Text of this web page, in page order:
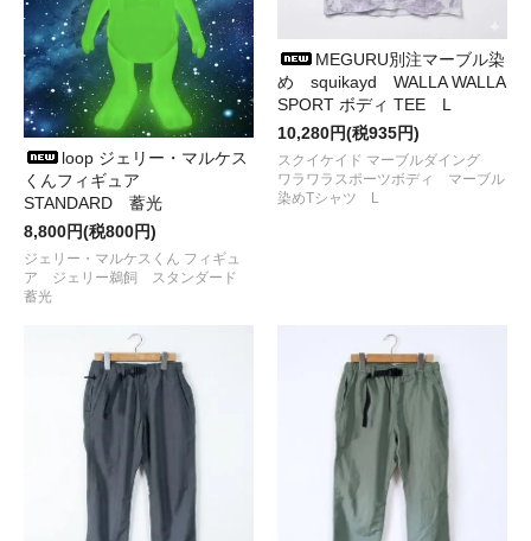
CC SHEET BACK PANELなどにも取り付け可能
な
CC WET TISSUE CASE、CC TISSUE CASE
3、CC MULTI BOX、CC OPEN BOX、CC DRINK HOLDERが
入荷しました
●2024/ 9/30City Lights BookstoreからCAP、HAT、
SHOULDER BAG
●2024/ 9/30 OAXACAから手刺繡バンダナ、Souvenir Jacket
が入荷しました
●2024/ 9/27 WALLA WALLA SPORT
が入荷しました
●2024/ 9/11RIDGE MOUNTAIN GEAR
Basic Long Sleeve Shirt、Basic Long Sleeve
Shirt Stripe
●2024/ 8/31RWCHE
ONE DUDE CAP、D.D BELT、
SESSION NYLON PANTS 3
が入荷しました
●2024/ 8/30 BALLISTICS
JM CUSHION、FB CASE、
Kermit CARRY TOTE
●2024/ 8/28
tempra garage to tote WR
が入荷しました
●2024/ 8/27
Spectator
vol.53 「1976 サブカルチャー大爆
が入荷しました
●2024/ 8/10 鉄板マルチグリドル 29cm、33cmの 専用蓋
が入荷
loop ジェリー・マルケス
くんフィギュア
STANDARD 蓄光
8,800円(税800円)
ジェリー・マルケスくん フィギュ
ア ジェリー鵜飼 スタンダード
蓄光
MEGURU別注マーブル染
め squikayd WALLA WALLA
SPORT ボディ TEE L
10,280円(税935円)
スクイケイド マーブルダイング
ワラワラスポーツボディ マーブル
染めTシャツ L